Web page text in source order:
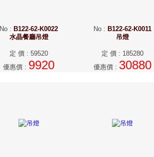
No : B122-62-K0022
水晶餐廳吊燈
定 價 : 59520
優惠價 : 9920
No: B122-62-K0011
吊燈
定 價: 185280
優惠價: 30880